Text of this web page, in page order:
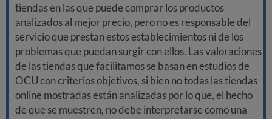
tiendas en las que puede comprar los productos
analizados al mejor precio, pero no es responsable del
servicio que prestan estos establecimientos ni de los
problemas que puedan surgir con ellos. Las valoraciones
de las tiendas que facilitamos se basan en estudios de
OCU con criterios objetivos, si bien no todas las tiendas
online mostradas están analizadas por lo que, el hecho
de que se muestren, no debe interpretarse como una